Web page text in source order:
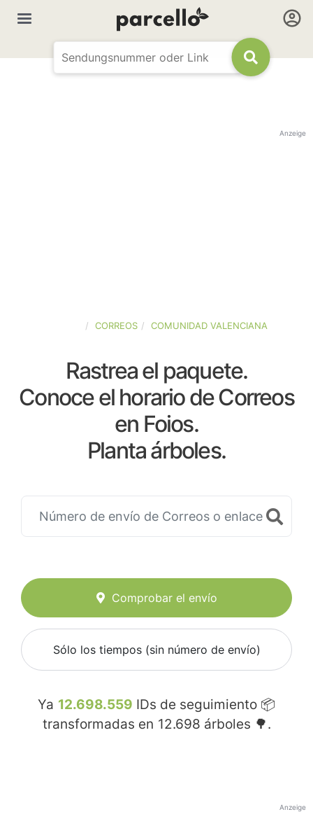
Anzeige
CORREOS COMUNIDAD VALENCIANA
Rastrea el paquete.
Conoce el horario de Correos
en Foios.
Planta árboles.
Comprobar el envío
Sólo los tiempos (sin número de envío)
Ya 12.698.559 IDs de seguimiento 📦
transformadas en 12.698 árboles 🌳.
Anzeige